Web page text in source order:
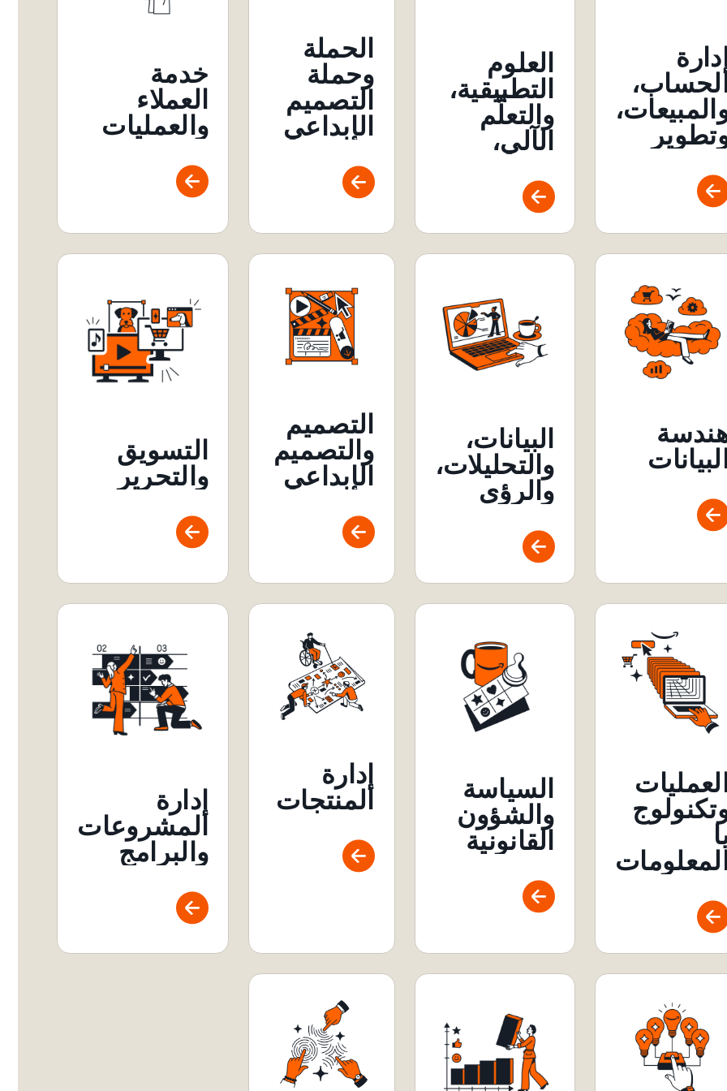
العلوم
التطبيقية،
والتعلّم
الآلي،
الحملة
وحملة
التصميم
الإبداعي
التصميم
الإبداعي
خدمة
العملاء
والعمليات
البيانات،
والتحليلات،
والرؤى
التصميم
والتصميم
الإبداعي
التسويق
والتحرير
السياسة
والشؤون
القانونية
إدارة
المنتجات
إدارة
المشروعات
والبرامج